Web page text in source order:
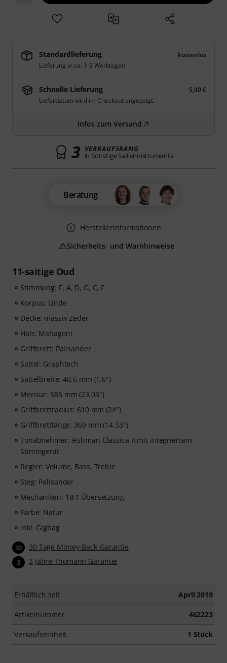
11-saitige Oud
Stimmung: F, A, D, G, C, F
Korpus: Linde
Decke: massiv Zeder
Hals: Mahagoni
Griffbrett: Palisander
Sattel: Graphtech
Sattelbreite: 40,6 mm (1,6")
Mensur: 585 mm (23,03")
Griffbrettradius: 610 mm (24")
Griffbrettlänge: 369 mm (14,53")
Tonabnehmer: Fishman Classica II mit integriertem
Stimmgerät
Regler: Volume, Bass, Treble
Steg: Palisander
Mechaniken: 18:1 Übersetzung
Farbe: Natur
inkl. Gigbag
30 30 Tage Money-Back-Garantie
3 3 Jahre Thomann Garantie
Erhältlich seit April 2019
Artikelnummer 462223
Verkaufseinheit 1 Stück
Standardlieferung
kostenlos
Lieferung in ca. 1-3 Werktagen
Schnelle Lieferung
5,90 €
Lieferdatum wird im Checkout angezeigt.
Infos zum Versand
3 VERKAUFSRANG
in Sonstige Saiteninstrumente
Beratung
Herstellerinformationen
Sicherheits- und Warnhinweise